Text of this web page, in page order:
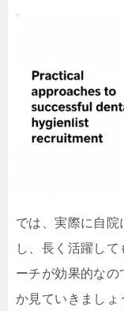
では、実際に自院
し、長く活躍し
ーチが効果的なの
か見ていきましょ